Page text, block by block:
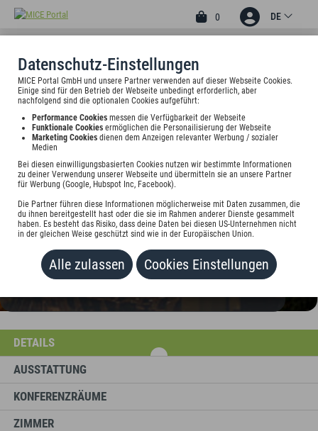
Datenschutz-Einstellungen
MICE Portal GmbH und unsere Partner verwenden auf dieser Webseite Cookies.
Einige sind für den Betrieb der Webseite unbedingt erforderlich, aber
nachfolgend sind die optionalen Cookies aufgeführt:
Performance Cookies messen die Verfügbarkeit der Webseite
Funktionale Cookies ermöglichen die Personailisierung der Webseite
Marketing Cookies dienen dem Anzeigen relevanter Werbung / sozialer
Medien
Bei diesen einwilligungsbasierten Cookies nutzen wir bestimmte Informationen
zu deiner Verwendung unserer Webseite und übermitteln sie an unsere Partner
für Werbung (Google, Hubspot Inc, Facebook).
Die Partner führen diese Informationen möglicherweise mit Daten zusammen, die
du ihnen bereitgestellt hast oder die sie im Rahmen anderer Dienste gesammelt
haben. Es besteht das Risiko, dass deine Daten bei diesen US-Unternehmen nicht
in der gleichen Weise geschützt sind wie in der Europäischen Union.
Alle zulassen Cookies Einstellungen
0 DE
3
ART HOTEL TUCHOLSKY
Viktoriastr. 73, 44787 Bochum, Deutschland
HINZUFÜGEN
DETAILS
AUSSTATTUNG
KONFERENZRÄUME
ZIMMER